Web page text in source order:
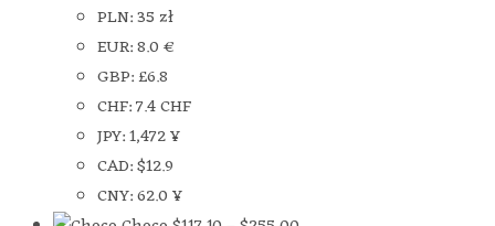
PLN:35 zł
EUR:8.0 €
GBP:£6.8
CHF:7.4 CHF
JPY:1,472 ¥
CAD:$12.9
CNY:62.0 ¥